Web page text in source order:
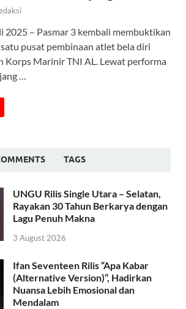
2025 – Pasmar 3 kembali membuktikan
pusat pembinaan atlet bela diri
Korps Marinir TNI AL. Lewat performa
…
TAGS
UNGU Rilis Single Utara – Selatan,
Rayakan 30 Tahun Berkarya dengan
Lagu Penuh Makna
3 August 2026
Ifan Seventeen Rilis “Apa Kabar
(Alternative Version)”, Hadirkan
Nuansa Lebih Emosional dan
Mendalam